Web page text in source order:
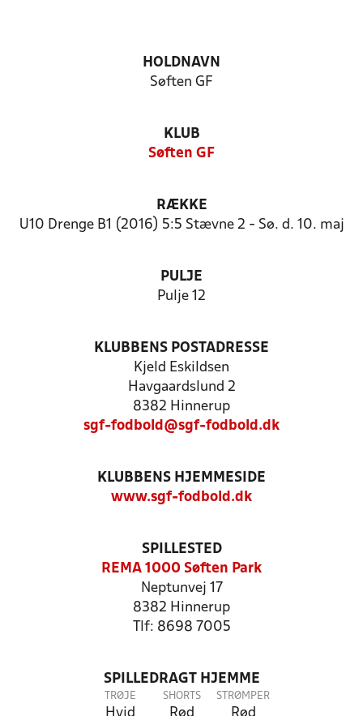
HOLDNAVN
Søften GF
KLUB
Søften GF
RÆKKE
U10 Drenge B1 (2016) 5:5 Stævne 2 - Sø. d. 10. maj
PULJE
Pulje 12
KLUBBENS POSTADRESSE
Kjeld Eskildsen
Havgaardslund 2
8382 Hinnerup
sgf-fodbold@sgf-fodbold.dk
KLUBBENS HJEMMESIDE
www.sgf-fodbold.dk
SPILLESTED
REMA 1000 Søften Park
Neptunvej 17
8382 Hinnerup
Tlf: 8698 7005
SPILLEDRAGT HJEMME
TRØJE
Hvid
SHORTS
Rød
STRØMPER
Rød